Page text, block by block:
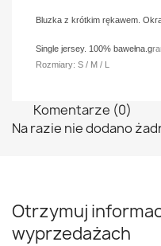
Bluzka z krótkim rękawem.
Single jersey. 100% bawełna.g
Rozmiary: S / M / L
Komentarze (0)
Na razie nie dodano
Otrzymuj
wyprzedażach